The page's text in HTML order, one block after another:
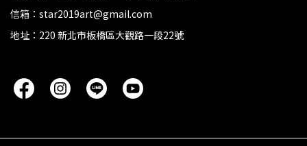
信箱：star2019art@gmail.com
地址：220 新北市板橋區大觀路一段22號